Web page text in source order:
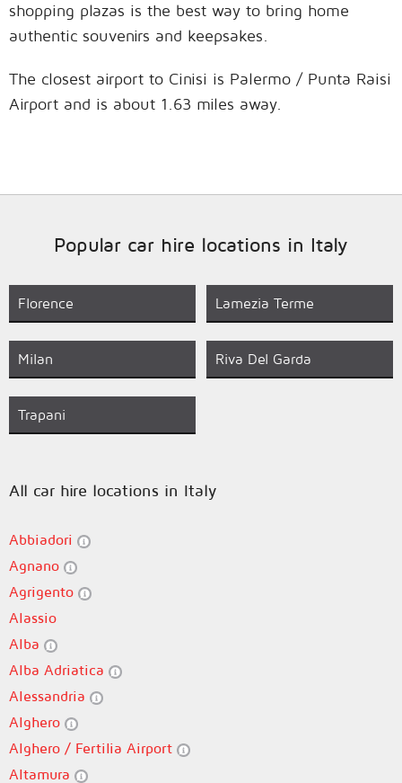
shopping plazas is the best way to bring home
authentic souvenirs and keepsakes.
The closest airport to Cinisi is Palermo / Punta Raisi
Airport and is about 1.63 miles away.
Popular car hire locations in Italy
Florence Lamezia Terme
Milan Riva Del Garda
Trapani
All car hire locations in Italy
Abbiadori
Agnano
Agrigento
Alassio
Alba
Alba Adriatica
Alessandria
Alghero
Alghero / Fertilia Airport
Altamura